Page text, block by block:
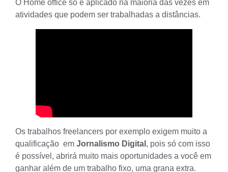
O Home office só é aplicado na maioria das vezes em
atividades que podem ser trabalhadas a distâncias.
Os trabalhos freelancers por exemplo exigem muito a
qualificação em Jornalismo Digital , pois só com isso
é possível, abrirá muito mais oportunidades a você em
ganhar além de um trabalho fixo, uma grana extra.